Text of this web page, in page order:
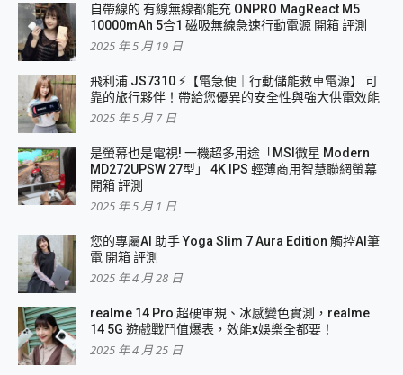
自帶線的 有線無線都能充 ONPRO MagReact M5
10000mAh 5合1 磁吸無線急速行動電源 開箱 評測
2025 年 5 月 19 日
飛利浦 JS7310 ⚡【電急便｜行動儲能救車電源】 可
靠的旅行夥伴！帶給您優異的安全性與強大供電效能
2025 年 5 月 7 日
是螢幕也是電視! 一機超多用途「MSI微星 Modern
MD272UPSW 27型」 4K IPS 輕薄商用智慧聯網螢幕
開箱 評測
2025 年 5 月 1 日
您的專屬AI 助手 Yoga Slim 7 Aura Edition 觸控AI筆
電 開箱 評測
2025 年 4 月 28 日
realme 14 Pro 超硬軍規、冰感變色實測，realme
14 5G 遊戲戰鬥值爆表，效能x娛樂全都要！
2025 年 4 月 25 日